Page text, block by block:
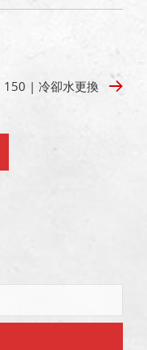
150 | 冷卻水更換